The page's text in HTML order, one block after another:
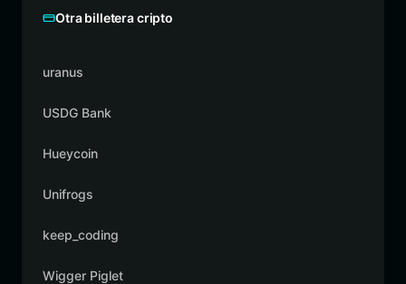
Otra billetera cripto
uranus
USDG Bank
Hueycoin
Unifrogs
keep_coding
Wigger Piglet